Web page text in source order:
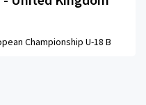
Championship U-18 B